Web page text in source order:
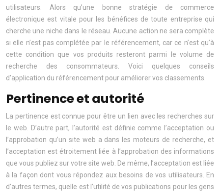
utilisateurs. Alors qu’une bonne stratégie de commerce
électronique est vitale pour les bénéfices de toute entreprise qui
cherche une niche dans le réseau. Aucune action ne sera complète
si elle n’est pas complétée par le référencement, car ce n’est qu’à
cette condition que vos produits resteront parmi le volume de
recherche des consommateurs. Voici quelques conseils
d’application du référencement pour améliorer vos classements.
Pertinence et autorité
La pertinence est connue pour être un lien avec les recherches sur
le web. D’autre part, l’autorité est définie comme l’acceptation ou
l’approbation qu’un site web a dans les moteurs de recherche, et
l’acceptation est étroitement liée à l’approbation des informations
que vous publiez sur votre site web. De même, l’acceptation est liée
à la façon dont vous répondez aux besoins de vos utilisateurs. En
d’autres termes, quelle est l’utilité de vos publications pour les gens